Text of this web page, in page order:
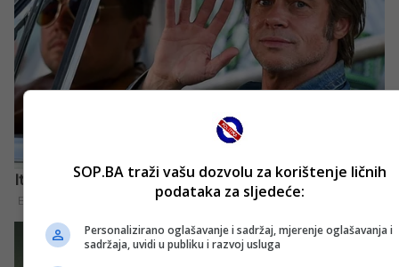
SOP.BA traži vašu dozvolu za korištenje ličnih
podataka za sljedeće:
Personalizirano oglašavanje i sadržaj, mjerenje oglašavanja i
sadržaja, uvidi u publiku i razvoj usluga